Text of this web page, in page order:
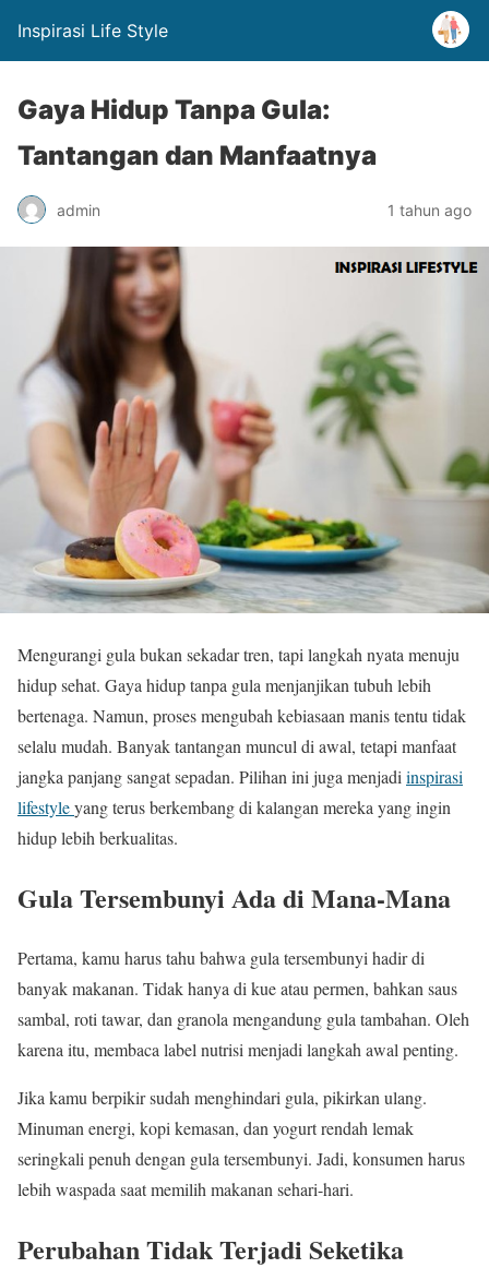
Inspirasi Life Style
Gaya Hidup Tanpa Gula:
Tantangan dan Manfaatnya
admin 1 tahun ago
Mengurangi gula bukan sekadar tren, tapi langkah nyata menuju
hidup sehat. Gaya hidup tanpa gula menjanjikan tubuh lebih
bertenaga. Namun, proses mengubah kebiasaan manis tentu tidak
selalu mudah. Banyak tantangan muncul di awal, tetapi manfaat
jangka panjang sangat sepadan. Pilihan ini juga menjadi inspirasi
lifestyleyang terus berkembang di kalangan mereka yang ingin
hidup lebih berkualitas.
Gula Tersembunyi Ada di Mana-Mana
Pertama, kamu harus tahu bahwa gula tersembunyi hadir di
banyak makanan. Tidak hanya di kue atau permen, bahkan saus
sambal, roti tawar, dan granola mengandung gula tambahan. Oleh
karena itu, membaca label nutrisi menjadi langkah awal penting.
Jika kamu berpikir sudah menghindari gula, pikirkan ulang.
Minuman energi, kopi kemasan, dan yogurt rendah lemak
seringkali penuh dengan gula tersembunyi. Jadi, konsumen harus
lebih waspada saat memilih makanan sehari-hari.
Perubahan Tidak Terjadi Seketika